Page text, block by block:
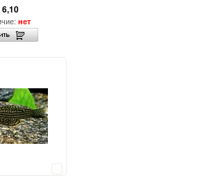
6,10
нет